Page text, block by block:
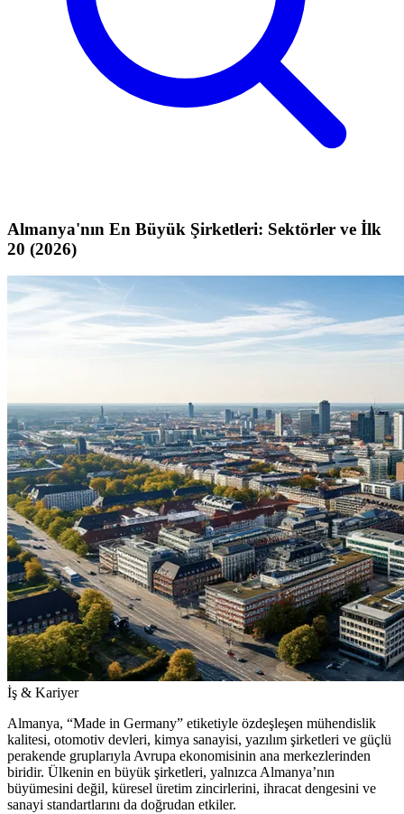
Almanya'nın En Büyük Şirketleri: Sektörler ve İlk
20 (2026)
İş & Kariyer
Almanya, “Made in Germany” etiketiyle özdeşleşen mühendislik
kalitesi, otomotiv devleri, kimya sanayisi, yazılım şirketleri ve güçlü
perakende gruplarıyla Avrupa ekonomisinin ana merkezlerinden
biridir. Ülkenin en büyük şirketleri, yalnızca Almanya’nın
büyümesini değil, küresel üretim zincirlerini, ihracat dengesini ve
sanayi standartlarını da doğrudan etkiler.